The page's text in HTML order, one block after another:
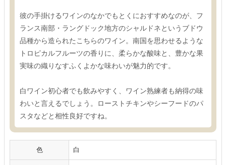
彼の手掛けるワインのなかでもとくにおすすめなのが、フ
ランス南部・ラングドック地方のシャルドネというブドウ
品種から造られたこちらのワイン。南国を思わせるような
トロピカルフルーツの香りに、柔らかな酸味と、豊かな果
実味の織りなすふくよかな味わいが魅力的です。
白ワイン初心者でも飲みやすく、ワイン熟練者も納得の味
わいと言えるでしょう。ローストチキンやシーフードのパ
スタなどと相性良好ですね。
色 白